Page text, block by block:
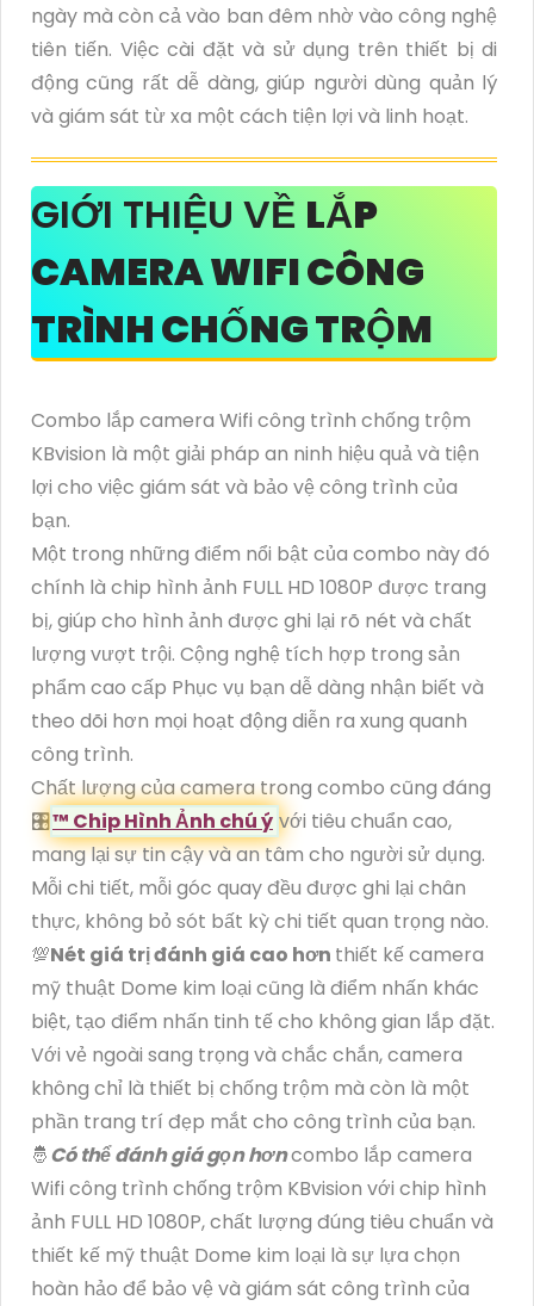
ngày mà còn cả vào ban đêm nhờ vào công nghệ
tiên tiến. Việc cài đặt và sử dụng trên thiết bị di
động cũng rất dễ dàng, giúp người dùng quản lý
và giám sát từ xa một cách tiện lợi và linh hoạt.
GIỚI THIỆU VỀ LẮP
CAMERA WIFI CÔNG
TRÌNH CHỐNG TRỘM
Combo lắp camera Wifi công trình chống trộm
KBvision là một giải pháp an ninh hiệu quả và tiện
lợi cho việc giám sát và bảo vệ công trình của
bạn.
Một trong những điểm nổi bật của combo này đó
chính là chip hình ảnh FULL HD 1080P được trang
bị, giúp cho hình ảnh được ghi lại rõ nét và chất
lượng vượt trội. Cộng nghệ tích hợp trong sản
phẩm cao cấp Phục vụ bạn dễ dàng nhận biết và
theo dõi hơn mọi hoạt động diễn ra xung quanh
công trình.
Chất lượng của camera trong combo cũng đáng
🎛™️ Chip Hình Ảnh chú ý với tiêu chuẩn cao,
mang lại sự tin cậy và an tâm cho người sử dụng.
Mỗi chi tiết, mỗi góc quay đều được ghi lại chân
thực, không bỏ sót bất kỳ chi tiết quan trọng nào.
💯Nét giá trị đánh giá cao hơn thiết kế camera
mỹ thuật Dome kim loại cũng là điểm nhấn khác
biệt, tạo điểm nhấn tinh tế cho không gian lắp đặt.
Với vẻ ngoài sang trọng và chắc chắn, camera
không chỉ là thiết bị chống trộm mà còn là một
phần trang trí đẹp mắt cho công trình của bạn.
🤴Có thể đánh giá gọn hơncombo lắp camera
Wifi công trình chống trộm KBvision với chip hình
ảnh FULL HD 1080P, chất lượng đúng tiêu chuẩn và
thiết kế mỹ thuật Dome kim loại là sự lựa chọn
hoàn hảo để bảo vệ và giám sát công trình của